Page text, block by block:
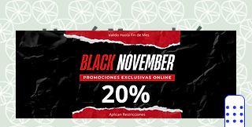
LLegó Mercadería
Nuevaaaaaa!!!!!